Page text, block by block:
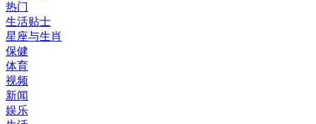
热门
生活贴士
星座与生肖
保健
体育
视频
新闻
娱乐